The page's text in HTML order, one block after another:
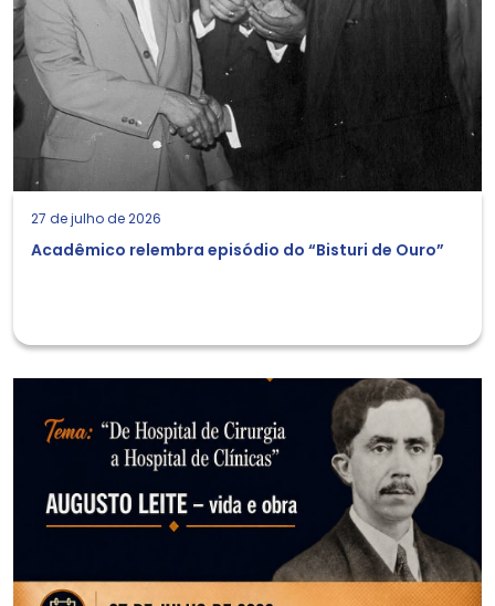
27 de julho de 2026
Acadêmico relembra episódio do “Bisturi de Ouro”